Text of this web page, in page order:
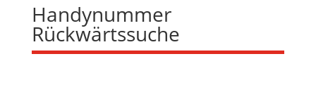
Handynummer
Rückwärtssuche